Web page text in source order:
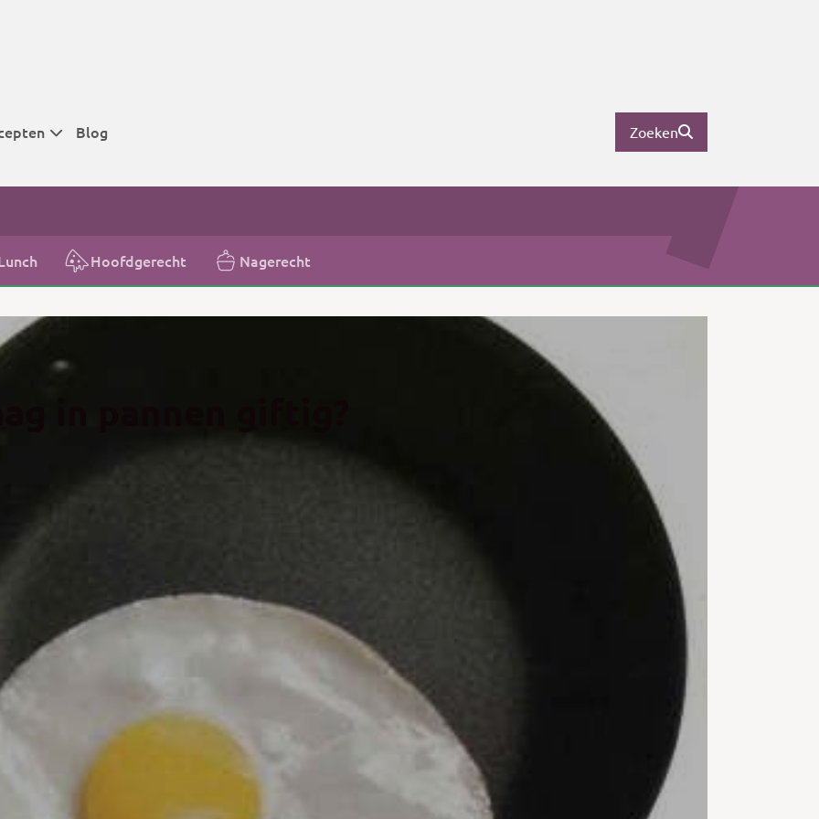
tijden
tijden
Blog Zoeken
Hoofdgerecht Nagerecht
in pannen giftig?